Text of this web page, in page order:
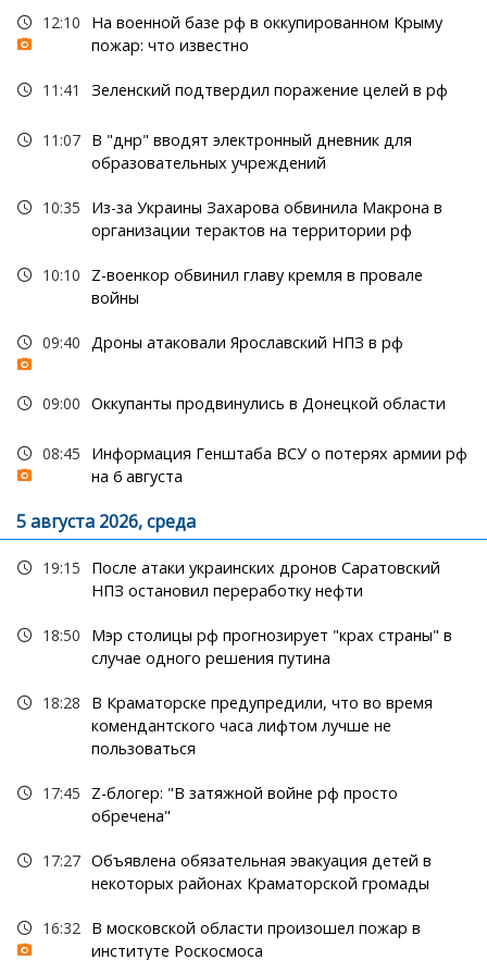
12:10
На военной базе рф в оккупированном Крыму
пожар: что известно
11:41 Зеленский подтвердил поражение целей в рф
11:07 В "днр" вводят электронный дневник для
образовательных учреждений
10:35
Из-за Украины Захарова обвинила Макрона в
организации терактов на территории рф
10:10
Z-военкор обвинил главу кремля в провале
войны
09:40 Дроны атаковали Ярославский НПЗ в рф
09:00 Оккупанты продвинулись в Донецкой области
08:45
Информация Генштаба ВСУ о потерях армии рф
на 6 августа
5 августа 2026, среда
19:15
После атаки украинских дронов Саратовский
НПЗ остановил переработку нефти
18:50
Мэр столицы рф прогнозирует "крах страны" в
случае одного решения путина
18:28
В Краматорске предупредили, что во время
комендантского часа лифтом лучше не
пользоваться
17:45
Z-блогер: "В затяжной войне рф просто
обречена"
17:27 Объявлена обязательная эвакуация детей в
некоторых районах Краматорской громады
16:32 В московской области произошел пожар в
институте Роскосмоса